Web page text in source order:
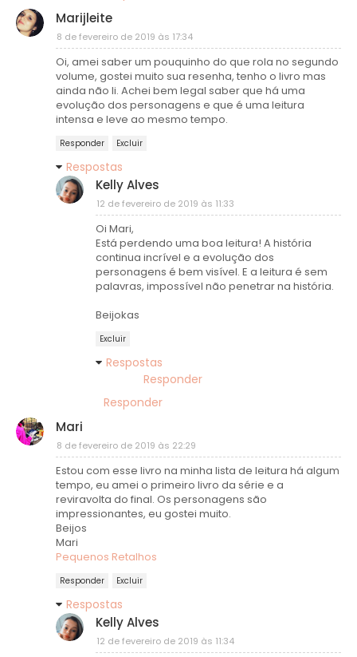
Marijleite
8 de fevereiro de 2019 às 17:34
Oi, amei saber um pouquinho do que rola no segundo
volume, gostei muito sua resenha, tenho o livro mas
ainda não li. Achei bem legal saber que há uma
evolução dos personagens e que é uma leitura
intensa e leve ao mesmo tempo.
Responder Excluir
Respostas
Kelly Alves
12 de fevereiro de 2019 às 11:33
Oi Mari,
Está perdendo uma boa leitura! A história
continua incrível e a evolução dos
personagens é bem visível. E a leitura é sem
palavras, impossível não penetrar na história.
Beijokas
Excluir
Respostas
Responder
Responder
Mari
8 de fevereiro de 2019 às 22:29
Estou com esse livro na minha lista de leitura há algum
tempo, eu amei o primeiro livro da série e a
reviravolta do final. Os personagens são
impressionantes, eu gostei muito.
Beijos
Mari
Pequenos Retalhos
Responder Excluir
Respostas
Kelly Alves
12 de fevereiro de 2019 às 11:34